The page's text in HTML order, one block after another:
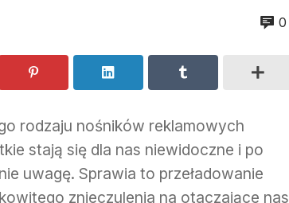
0
rodzaju nośników reklamowych
stają się dla nas niewidoczne i po
uwagę. Sprawia to przeładowanie
znieczulenia na otaczające nas